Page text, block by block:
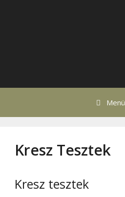
Menü
Kresz Tesztek
Kresz tesztek